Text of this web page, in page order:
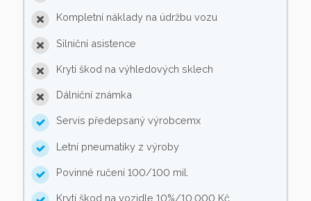
Kompletní náklady na údržbu vozu
Silniční asistence
Krytí škod na výhledových sklech
Dálniční známka
Servis předepsaný výrobcemx
Letní pneumatiky z výroby
Povinné ručení 100/100 mil.
Krytí škod na vozidle 10%/10.000 Kč